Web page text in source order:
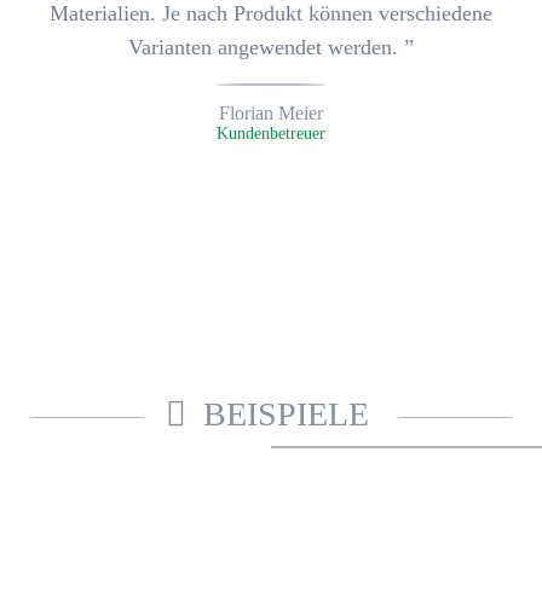
Materialien. Je nach Produkt können verschiedene
Varianten angewendet werden. ”
Florian Meier
Kunden­betreuer
BEISPIELE